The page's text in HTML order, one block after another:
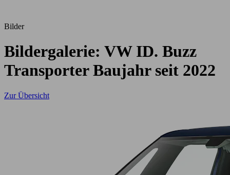
Bilder
Bildergalerie: VW ID. Buzz
Transporter Baujahr seit 2022
Zur Übersicht